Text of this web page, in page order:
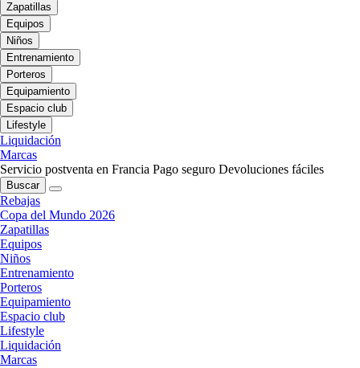
Zapatillas
Equipos
Niños
Entrenamiento
Porteros
Equipamiento
Espacio club
Lifestyle
Liquidación
Marcas
Servicio postventa en Francia Pago seguro Devoluciones fáciles
Buscar
Rebajas
Copa del Mundo 2026
Zapatillas
Equipos
Niños
Entrenamiento
Porteros
Equipamiento
Espacio club
Lifestyle
Liquidación
Marcas